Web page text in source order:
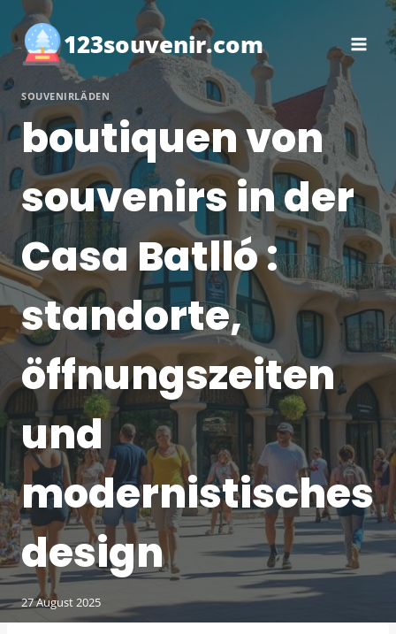
Zum
Inhalt
springen 123souvenir.com
SOUVENIRLÄDEN
boutiquen von
souvenirs in der
Casa Batlló :
standorte,
öffnungszeiten
und
modernistisches
design
27 August 2025